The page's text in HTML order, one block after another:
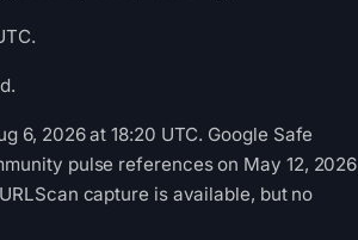
6, 2026 at 18:20 UTC. Google Safe
pulse references on May 12, 2026
capture is available, but no